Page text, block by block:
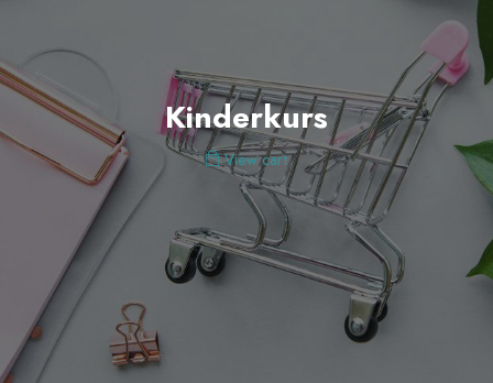
Kinderkurs
View cart